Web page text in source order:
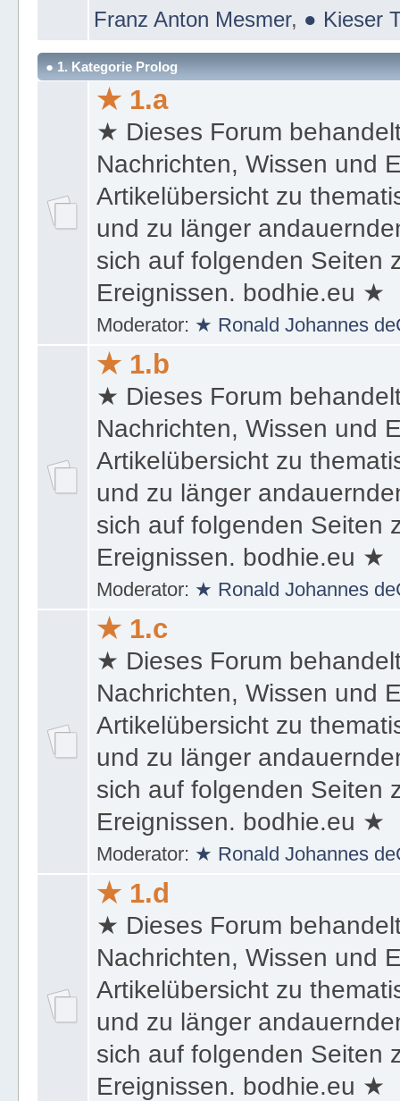
Franz Anton Mesmer, ● Kieser
● 1. Kategorie Prolog
★ 1.a
★ Dieses Forum
Nachrichten, Wissen und
Artikelübersicht zu
und zu länger
sich auf folgenden Seiten
Ereignissen. bodhie.eu ★
Moderator: ★ Ronald Johannes
★ 1.b
★ Dieses Forum
Nachrichten, Wissen und
Artikelübersicht zu
und zu länger
sich auf folgenden Seiten
Ereignissen. bodhie.eu ★
Moderator: ★ Ronald Johannes
★ 1.c
★ Dieses Forum
Nachrichten, Wissen und
Artikelübersicht zu
und zu länger
sich auf folgenden Seiten
Ereignissen. bodhie.eu ★
Moderator: ★ Ronald Johannes
★ 1.d
★ Dieses Forum
Nachrichten, Wissen und
Artikelübersicht zu
und zu länger
sich auf folgenden Seiten
Ereignissen. bodhie.eu ★